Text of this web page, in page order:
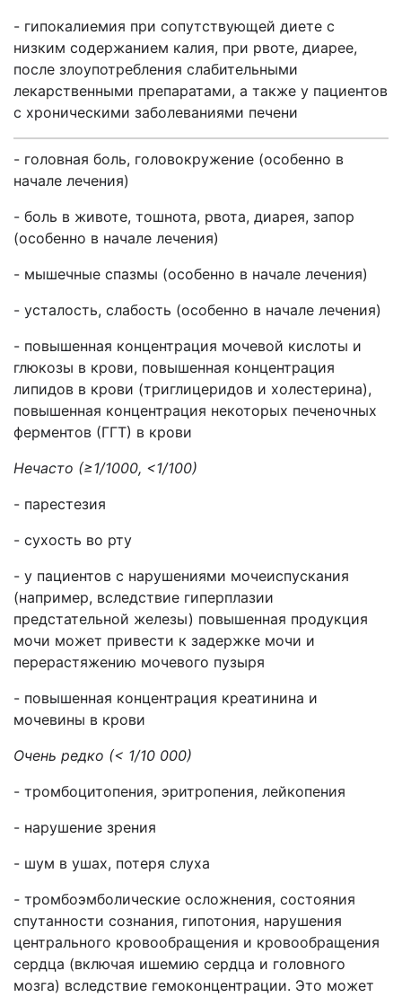
- гипокалиемия при сопутствующей диете с
низким содержанием калия, при рвоте, диарее,
после злоупотребления слабительными
лекарственными препаратами, а также у пациентов
с хроническими заболеваниями печени
- головная боль, головокружение (особенно в
начале лечения)
- боль в животе, тошнота, рвота, диарея, запор
(особенно в начале лечения)
- мышечные спазмы (особенно в начале лечения)
- усталость, слабость (особенно в начале лечения)
- повышенная концентрация мочевой кислоты и
глюкозы в крови, повышенная концентрация
липидов в крови (триглицеридов и холестерина),
повышенная концентрация некоторых печеночных
ферментов (ГГТ) в крови
Нечасто (≥1/1000, <1/100)
- парестезия
- сухость во рту
- у пациентов с нарушениями мочеиспускания
(например, вследствие гиперплазии
предстательной железы) повышенная продукция
мочи может привести к задержке мочи и
перерастяжению мочевого пузыря
- повышенная концентрация креатинина и
мочевины в крови
Очень редко (< 1/10 000)
- тромбоцитопения, эритропения, лейкопения
- нарушение зрения
- шум в ушах, потеря слуха
- тромбоэмболические осложнения, состояния
спутанности сознания, гипотония, нарушения
центрального кровообращения и кровообращения
сердца (включая ишемию сердца и головного
мозга) вследствие гемоконцентрации. Это может